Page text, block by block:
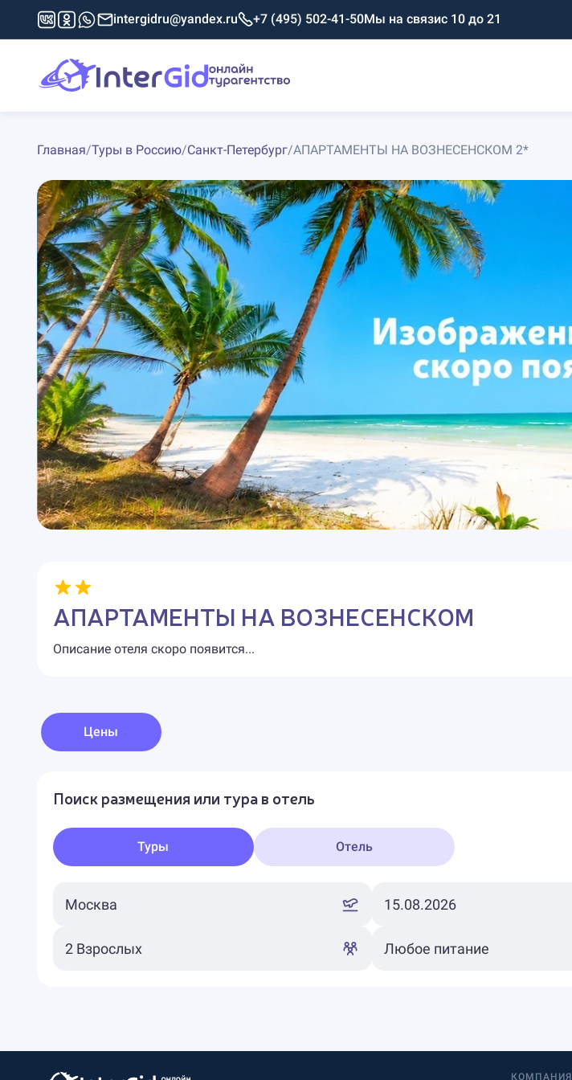
intergidru@yandex.ru +7 (495) 502-41-50Мы на связис 10 до 21
Главная/Туры в Россию/Санкт-Петербург/АПАРТАМЕНТЫ НА ВОЗНЕСЕНСКОМ 2*
АПАРТАМЕНТЫ НА ВОЗНЕСЕНСКОМ
Описание отеля скоро появится...
Цены
Поиск размещения или тура в отель
Туры Отель
КОМПАНИЯ